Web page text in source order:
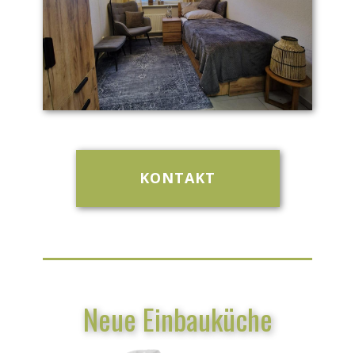
KONTAKT
Neue Einbauküche